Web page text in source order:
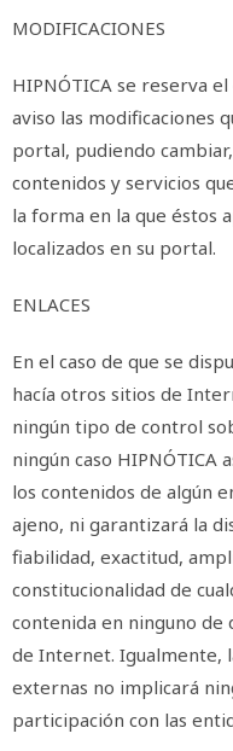
MODIFICACIONES
HIPNÓTICA se reserva
aviso las modificaciones
portal, pudiendo
contenidos y servicios
la forma en la que éstos
localizados en su portal.
ENLACES
En el caso de que se
hacía otros sitios de
ningún tipo de control
ningún caso HIPNÓTICA
los contenidos de algún
ajeno, ni garantizará la
fiabilidad, exactitud,
constitucionalidad de
contenida en ninguno de
de Internet. Igualmente,
externas no implicará
participación con las